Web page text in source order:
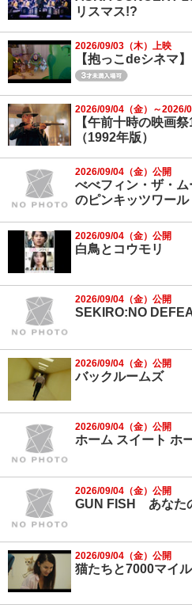
リスマス!?
2026/09/03（木）上映
【抱っこdeシネマ
2026/09/04（金）～
【午前十時の映画
（1992年版）
2026/09/04（金）公開
べべフィン・ザ・
のピンキッツワール
2026/09/04（金）公開
白鳥とコウモリ
2026/09/04（金）公開
SEKIRO:NO
2026/09/04（金）公開
バックルームズ
2026/09/04（金）公開
ホーム スイート ホ
2026/09/04（金）公開
GUN FISH あなた
2026/09/04（金）公開
猫たちと7000マイ